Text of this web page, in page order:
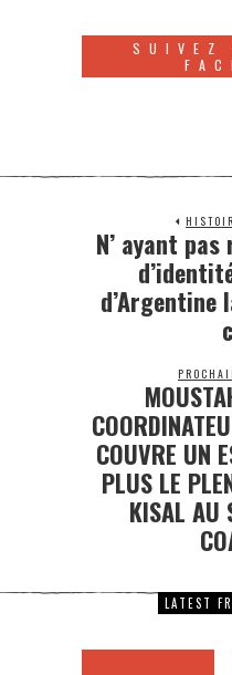
SUIVEZ
N’ ayant
d’Argentine
COUVRE UN
PLUS LE
KISAL AU
LATEST